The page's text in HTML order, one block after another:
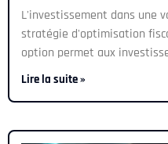
L'investissement dans une
stratégie d'optimisation
option permet aux
Lire la suite »